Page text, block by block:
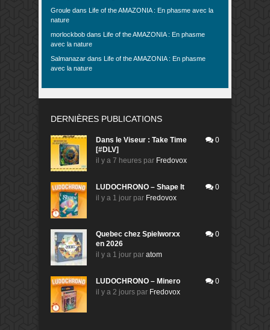
Groule dans Life of the AMAZONIA : En phasme avec la
nature
morlockbob dans Life of the AMAZONIA : En phasme
avec la nature
Salmanazar dans Life of the AMAZONIA : En phasme
avec la nature
DERNIÈRES PUBLICATIONS
Dans le Viseur : Take Time
[#DLV]
il y a 7 heures par Fredovox
0
LUDOCHRONO – Shape It
il y a 1 jour par Fredovox
0
Quebec chez Spielworxx
en 2026
il y a 1 jour par atom
0
LUDOCHRONO – Minero
il y a 2 jours par Fredovox
0